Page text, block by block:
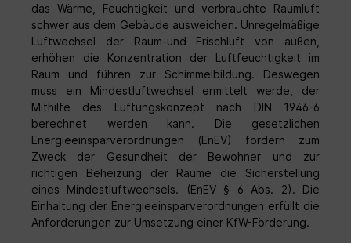
das Wärme, Feuchtigkeit und verbrauchte Raumluft
schwer aus dem Gebäude ausweichen. Unregelmäßige
Luftwechsel der Raum-und Frischluft von außen,
erhöhen die Konzentration der Luftfeuchtigkeit im
Raum und führen zur Schimmelbildung. Deswegen
muss ein Mindestluftwechsel ermittelt werde, der
Mithilfe des Lüftungskonzept nach DIN 1946-6
berechnet werden kann. Die gesetzlichen
Energieeinsparverordnungen (EnEV) fordern zum
Zweck der Gesundheit der Bewohner und zur
richtigen Beheizung der Räume die Sicherstellung
eines Mindestluftwechsels. (EnEV § 6 Abs. 2). Die
Einhaltung der Energieeinsparverordnungen erfüllt die
Anforderungen zur Umsetzung einer KfW-Förderung.